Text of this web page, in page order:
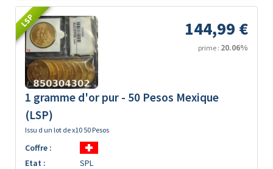
LSP 144,99 €
prime : 20.06%
1 gramme d'or pur - 50 Pesos Mexique
(LSP)
Issu d un lot de x10 50 Pesos
Coffre :
Etat :
SPL